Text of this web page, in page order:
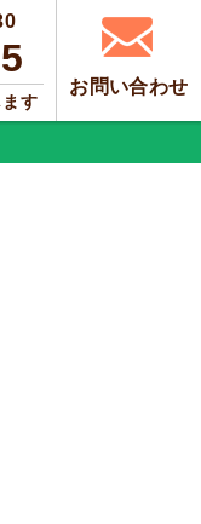
す
お問い合わせ